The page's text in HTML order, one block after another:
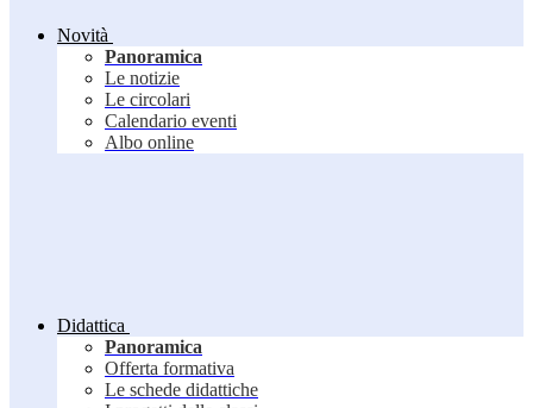
Novità
Panoramica
Le notizie
Le circolari
Calendario eventi
Albo online
Didattica
Panoramica
Offerta formativa
Le schede didattiche